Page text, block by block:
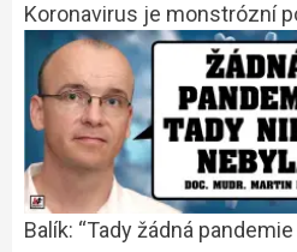
Koronavirus je monstrózní
Balík: “Tady žádná